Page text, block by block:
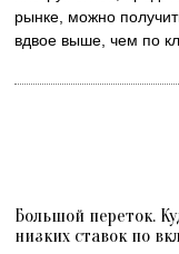
рынке, можно
вдвое выше, чем по
Большой переток.
низких ставок по